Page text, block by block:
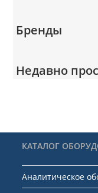
Бренды
Недавно
КАТАЛОГ
Аналитическое